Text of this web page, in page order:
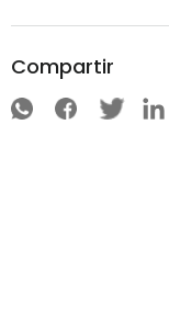
Compartir